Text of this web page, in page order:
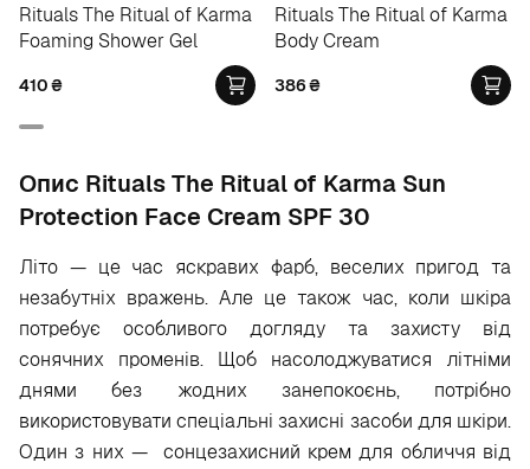
Rituals The Ritual of Karma
Foaming Shower Gel
410₴
Rituals The Ritual of Karma
Body Cream
386₴
Опис Rituals The Ritual of Karma Sun
Protection Face Cream SPF 30
Літо — це час яскравих фарб, веселих пригод та
незабутніх вражень. Але це також час, коли шкіра
потребує особливого догляду та захисту від
сонячних променів. Щоб насолоджуватися літніми
днями без жодних занепокоєнь, потрібно
використовувати спеціальні захисні засоби для шкіри.
Один з них — сонцезахисний крем для обличчя від